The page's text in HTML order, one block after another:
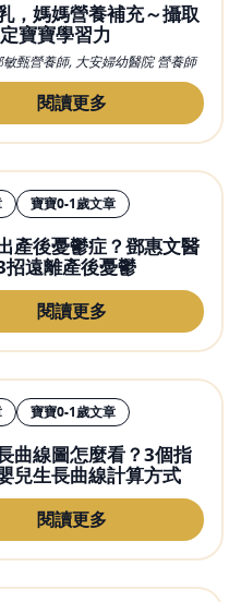
，媽媽營養補充～攝取
寶寶學習力
敏甄營養師, 大安婦幼醫院 營養師
閱讀更多
寶寶0-1歲文章
產後憂鬱症？鄧惠文醫
招遠離產後憂鬱
閱讀更多
寶寶0-1歲文章
曲線圖怎麼看？3個指
兒生長曲線計算方式
閱讀更多